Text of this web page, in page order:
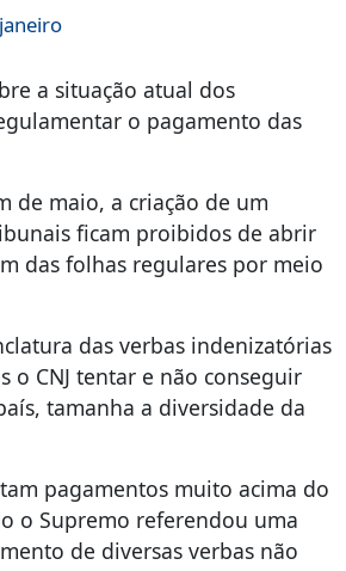
a situação atual dos
o pagamento das
de maio, a criação de um
ficam proibidos de abrir
das folhas regulares por meio
das verbas indenizatórias
o CNJ tentar e não conseguir
tamanha a diversidade da
pagamentos muito acima do
o Supremo referendou uma
de diversas verbas não